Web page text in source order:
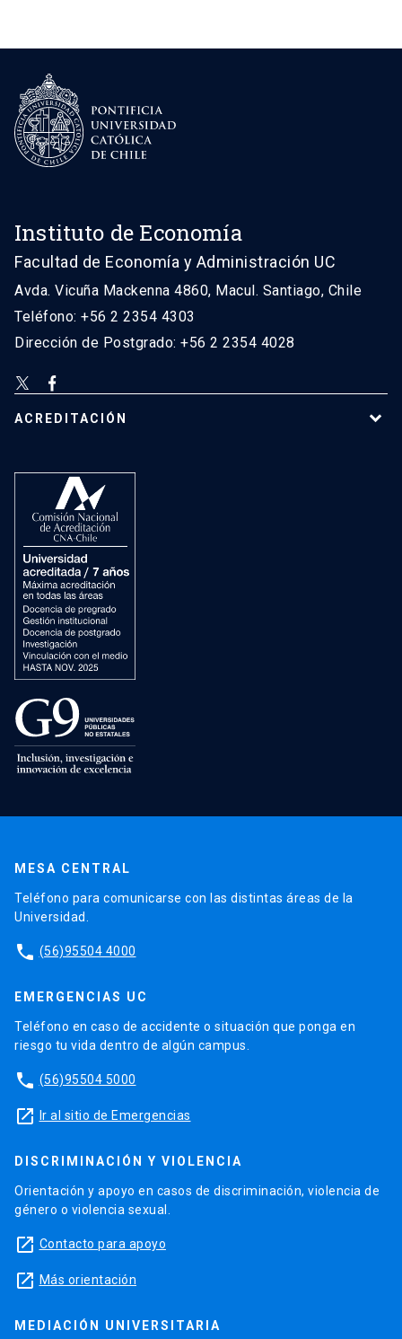
Instituto de Economía
Facultad de Economía y Administración UC
Avda. Vicuña Mackenna 4860, Macul. Santiago, Chile
Teléfono: +56 2 2354 4303
Dirección de Postgrado: +56 2 2354 4028
ACREDITACIÓN
MESA CENTRAL
Teléfono para comunicarse con las distintas áreas de la
Universidad.
phone (56)95504 4000
EMERGENCIAS UC
Teléfono en caso de accidente o situación que ponga en
riesgo tu vida dentro de algún campus.
phone (56)95504 5000
launch Ir al sitio de Emergencias
DISCRIMINACIÓN Y VIOLENCIA
Orientación y apoyo en casos de discriminación, violencia de
género o violencia sexual.
launch Contacto para apoyo
launch Más orientación
MEDIACIÓN UNIVERSITARIA